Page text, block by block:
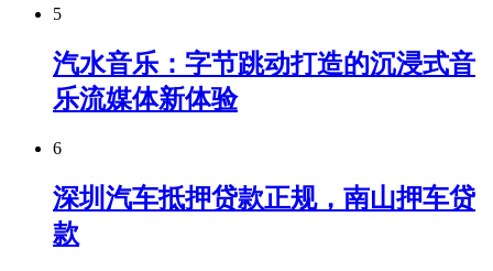
5
汽水音乐：字节跳动打造的沉浸式音
乐流媒体新体验
6
深圳汽车抵押贷款正规，南山押车贷
款